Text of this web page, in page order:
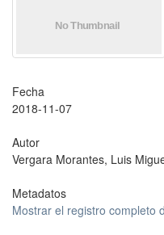
Fecha
2018-11-07
Autor
Vergara Morantes, Luis
Metadatos
Mostrar el registro completo